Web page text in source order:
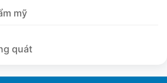
mỹ
quát